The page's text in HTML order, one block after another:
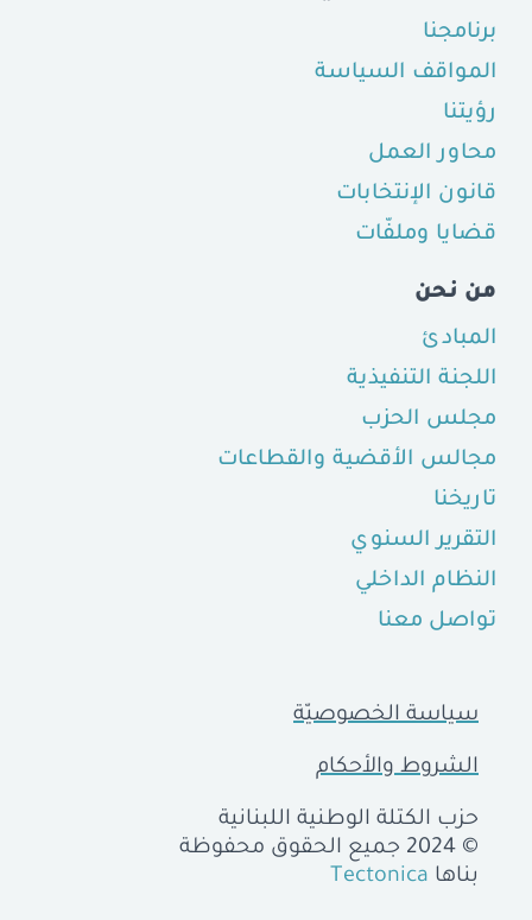
برنامجنا
المواقف السياسة
رؤيتنا
محاور العمل
قانون الإنتخابات
قضايا وملفّات
من نحن
المبادئ
اللجنة التنفيذية
مجلس الحزب
مجالس الأقضية والقطاعات
تاريخنا
التقرير السنوي
النظام الداخلي
تواصل معنا
سياسة الخصوصيّة
الشروط والأحكام
حزب الكتلة الوطنية اللبنانية
© 2024 جميع الحقوق محفوظة
بناها Tectonica